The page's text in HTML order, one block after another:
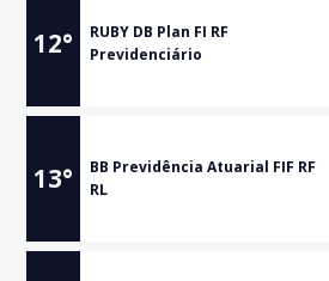
12°
RUBY DB Plan FI RF
Previdenciário
13°
BB Previdência Atuarial FIF RF
RL